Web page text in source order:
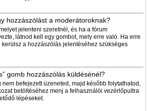
hozzászólást a moderátoroknak?
jelenteni szeretnél, és ha a fórum
látnod kell egy gombot, mely erre való. Ha erre
kerülsz a hozzászólás jelentéséhez szükséges
gomb hozzászólás küldésénél?
nem befejezett üzeneted, majd később folytathatod,
betöltéséhez menj a felhasználói vezérlőpultra
lépéseket.